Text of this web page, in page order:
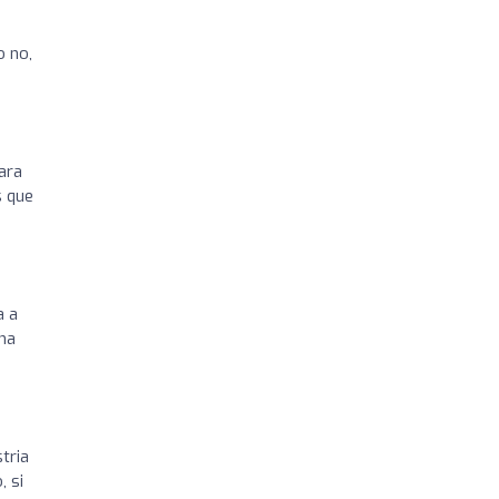
no,
que
a
si